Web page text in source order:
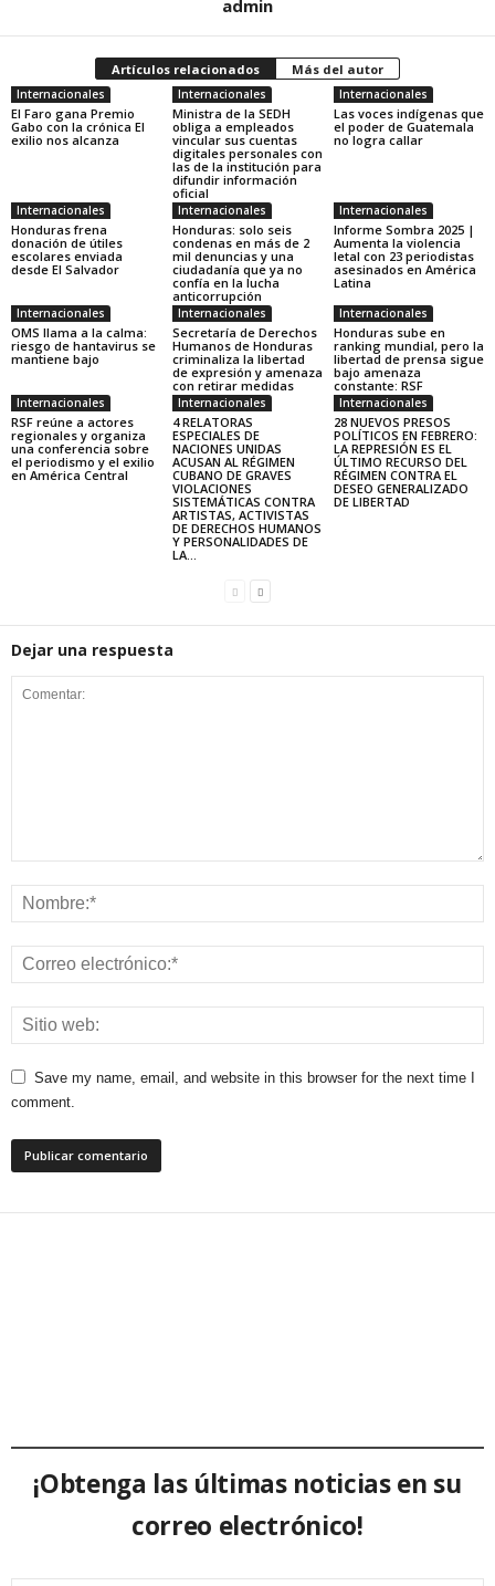
admin
Artículos relacionados Más del autor
Internacionales
El Faro gana Premio
Gabo con la crónica El
exilio nos alcanza
Internacionales
Ministra de la SEDH
obliga a empleados
vincular sus cuentas
digitales personales con
las de la institución para
difundir información
oficial
Internacionales
Las voces indígenas que
el poder de Guatemala
no logra callar
Internacionales
Honduras frena
donación de útiles
escolares enviada
desde El Salvador
Internacionales
Honduras: solo seis
condenas en más de 2
mil denuncias y una
ciudadanía que ya no
confía en la lucha
anticorrupción
Internacionales
Informe Sombra 2025 |
Aumenta la violencia
letal con 23 periodistas
asesinados en América
Latina
Internacionales
OMS llama a la calma:
riesgo de hantavirus se
mantiene bajo
Internacionales
Secretaría de Derechos
Humanos de Honduras
criminaliza la libertad
de expresión y amenaza
con retirar medidas
Internacionales
Honduras sube en
ranking mundial, pero la
libertad de prensa sigue
bajo amenaza
constante: RSF
Internacionales
RSF reúne a actores
regionales y organiza
una conferencia sobre
el periodismo y el exilio
en América Central
Internacionales
4 RELATORAS
ESPECIALES DE
NACIONES UNIDAS
ACUSAN AL RÉGIMEN
CUBANO DE GRAVES
VIOLACIONES
SISTEMÁTICAS CONTRA
ARTISTAS, ACTIVISTAS
DE DERECHOS HUMANOS
Y PERSONALIDADES DE
LA...
Internacionales
28 NUEVOS PRESOS
POLÍTICOS EN FEBRERO:
LA REPRESIÓN ES EL
ÚLTIMO RECURSO DEL
RÉGIMEN CONTRA EL
DESEO GENERALIZADO
DE LIBERTAD
Dejar una respuesta
Save my name, email, and website in this browser for the next time I
comment.
¡Obtenga las últimas noticias en su
correo electrónico!